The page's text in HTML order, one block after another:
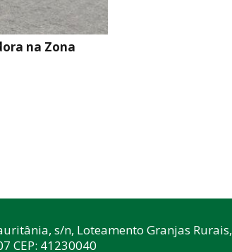
na Zona
s/n, Loteamento Granjas Rurais,
CEP: 41230040